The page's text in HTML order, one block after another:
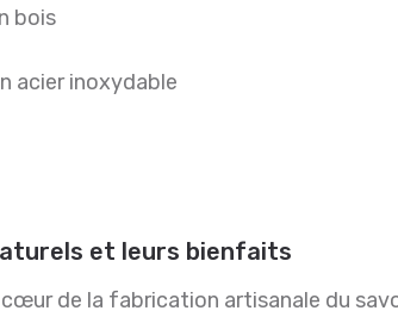
bois
acier inoxydable
et leurs bienfaits
de la fabrication artisanale du